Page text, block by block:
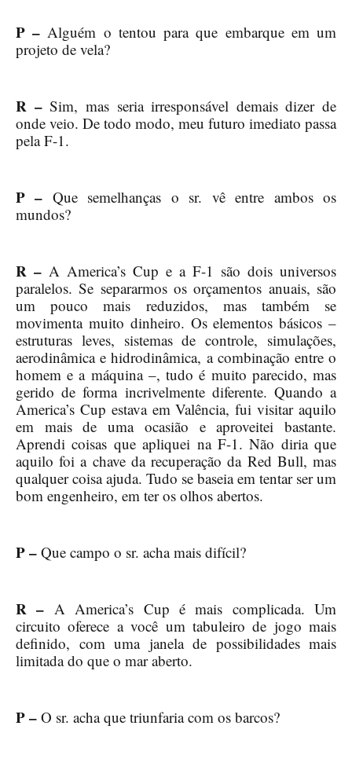
P –Alguém o tentou para que embarque em um
projeto de vela?
R –Sim, mas seria irresponsável demais dizer de
onde veio. De todo modo, meu futuro imediato passa
pela F-1.
P – Que semelhanças o sr. vê entre ambos os
mundos?
R – A America’s Cup e a F-1 são dois universos
paralelos. Se separarmos os orçamentos anuais, são
um pouco mais reduzidos, mas também se
movimenta muito dinheiro. Os elementos básicos –
estruturas leves, sistemas de controle, simulações,
aerodinâmica e hidrodinâmica, a combinação entre o
homem e a máquina –, tudo é muito parecido, mas
gerido de forma incrivelmente diferente. Quando a
America’s Cup estava em Valência, fui visitar aquilo
em mais de uma ocasião e aproveitei bastante.
Aprendi coisas que apliquei na F-1. Não diria que
aquilo foi a chave da recuperação da Red Bull, mas
qualquer coisa ajuda. Tudo se baseia em tentar ser um
bom engenheiro, em ter os olhos abertos.
P – Que campo o sr. acha mais difícil?
R – A America’s Cup é mais complicada. Um
circuito oferece a você um tabuleiro de jogo mais
definido, com uma janela de possibilidades mais
limitada do que o mar aberto.
P – O sr. acha que triunfaria com os barcos?